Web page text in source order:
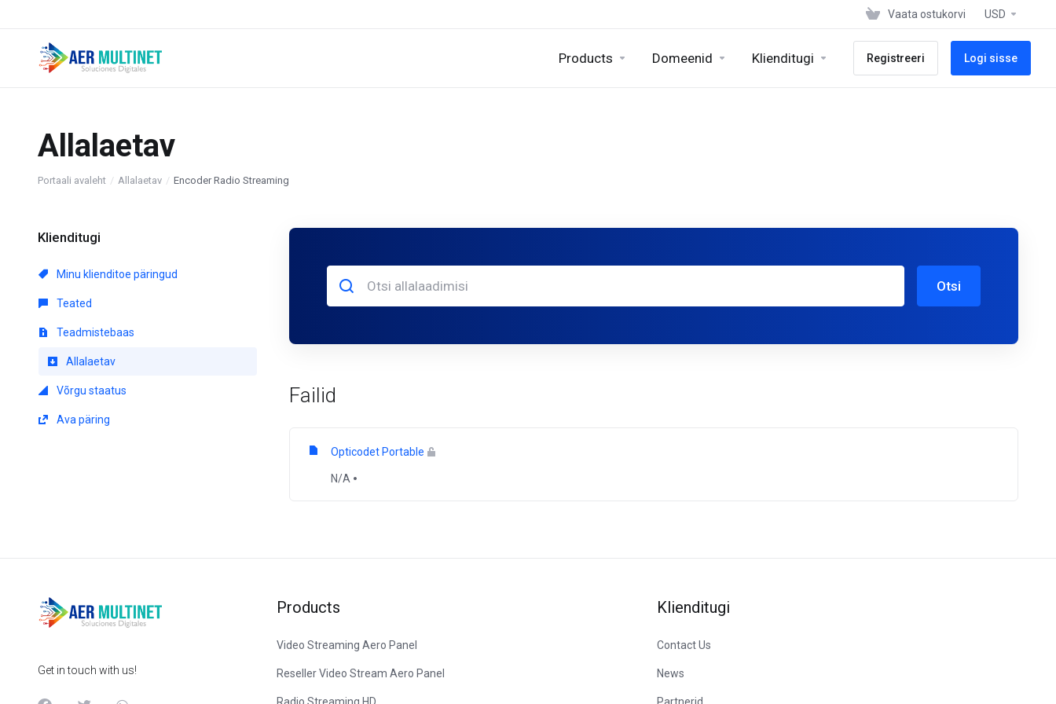
Vaata ostukorvi USD
Products Domeenid Klienditugi Registreeri Logi sisse
Allalaetav
Portaali avaleht Allalaetav Encoder Radio Streaming
Klienditugi
Minu klienditoe päringud
Teated
Teadmistebaas
Allalaetav
Võrgu staatus
Ava päring
Otsi
Failid
Opticodet Portable
N/A
Get in touch with us!
Products
Video Streaming Aero Panel
Reseller Video Stream Aero Panel
Klienditugi
Contact Us
News